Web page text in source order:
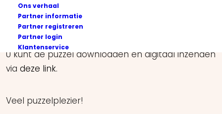
Ons verhaal
Partner informatie
Partner registreren
Partner login
Klantenservice
Maak de zomerpuzzel en win een leuke prijs!
U kunt de puzzel downloaden en digitaal inzenden
via deze link.
Veel puzzelplezier!